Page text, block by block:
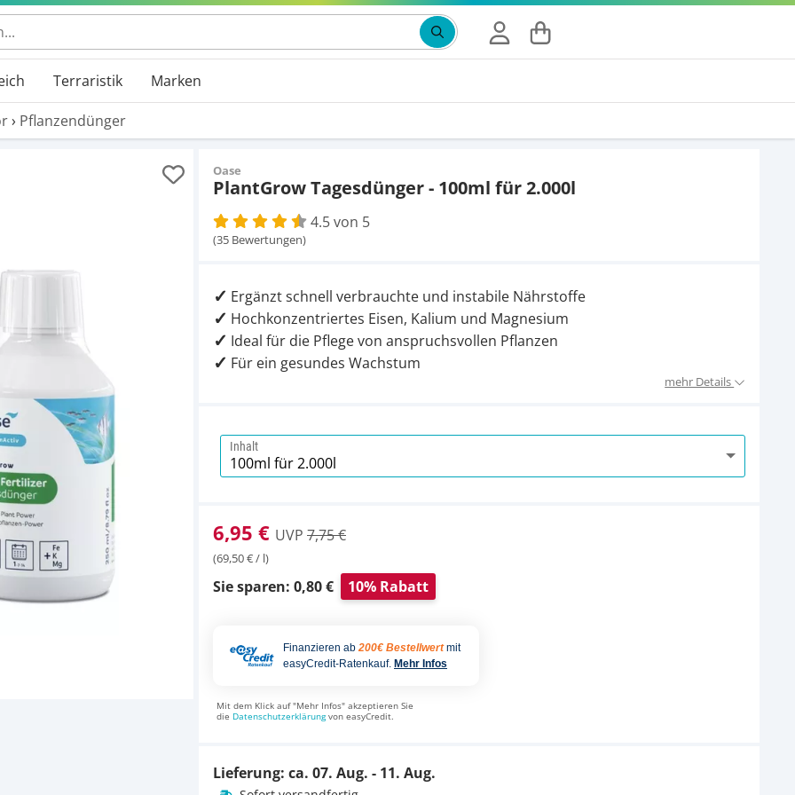
Terraristik Marken
› Pflanzendünger
Oase
PlantGrow Tagesdünger - 100ml für 2.000l
4.5 von 5
(35 Bewertungen)
Ergänzt schnell verbrauchte und instabile Nährstoffe
Hochkonzentriertes Eisen, Kalium und Magnesium
Ideal für die Pflege von anspruchsvollen Pflanzen
Für ein gesundes Wachstum
mehr Details
Inhalt
6,95 € UVP 7,75 €
(69,50 € / l)
Sie sparen: 0,80 € 10% Rabatt
Finanzieren ab 200€ Bestellwert mit
easyCredit-Ratenkauf. Mehr Infos
Mit dem Klick auf "Mehr Infos" akzeptieren Sie
die Datenschutzerklärungvon easyCredit.
Lieferung: ca. 07. Aug. - 11. Aug.